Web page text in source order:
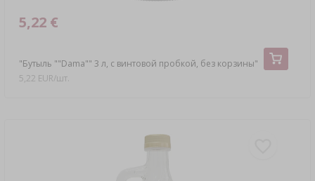
"Бутыль ""Dama"" 3 л, с винтовой пробкой, без корзины"
5,22 €
5,22 EUR/шт.